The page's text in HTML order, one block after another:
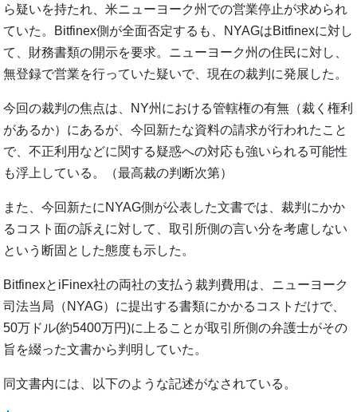
ら疑いを持たれ、米ニューヨーク州での営業停止が求められ
ていた。Bitfinex側が全面否定するも、NYAGはBitfinexに対し
て、財務書類の開示を要求。ニューヨーク州の住民に対し、
無登録で営業を行っていた疑いで、現在の裁判に発展した。
今回の裁判の焦点は、NY州における管轄権の有無（裁く権利
があるか）にあるが、今回新たな資料の請求が行われたこと
で、不正利用などに関する疑惑への対応も強いられる可能性
も浮上している。（最高裁の判断次第）
また、今回新たにNYAG側が公表した文書では、裁判にかか
るコスト面の訴えに対して、取引所側の言い分を考慮しない
という断固とした態度も示した。
BitfinexとiFinex社の両社の支払う裁判費用は、ニューヨーク
司法当局（NYAG）に提出する書類にかかるコストだけで、
50万ドル(約5400万円)に上ることが取引所側の弁護士がその
旨を綴った文書から判明していた。
同文書内には、以下のような記述がなされている。